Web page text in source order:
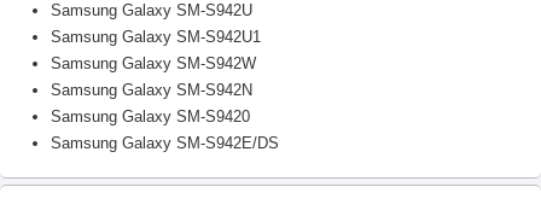
Samsung Galaxy SM-S942U
Samsung Galaxy SM-S942U1
Samsung Galaxy SM-S942W
Samsung Galaxy SM-S942N
Samsung Galaxy SM-S9420
Samsung Galaxy SM-S942E/DS